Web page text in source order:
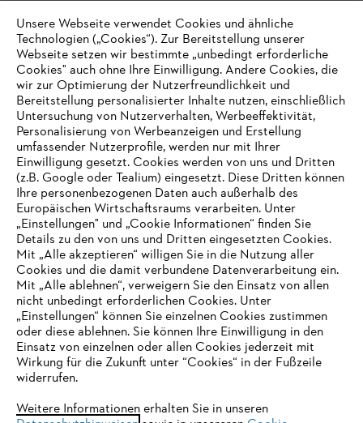
Zahlungsmöglichkeiten
Unternehmen
Online Shop
Service
IHR BROWSER WIRD NICHT
UNTERSTÜTZT
eine optimale Nutzung unserer Seite empfehlen wir Ihnen, zu
Unsere Webseite verwendet Cookies und ähnliche
Technologien („Cookies“). Zur Bereitstellung unserer
Webseite setzen wir bestimmte „unbedingt erforderliche
Cookies" auch ohne Ihre Einwilligung. Andere Cookies, die
wir zur Optimierung der Nutzerfreundlichkeit und
Bereitstellung personalisierter Inhalte nutzen, einschließlich
Untersuchung von Nutzerverhalten, Werbeeffektivität,
Personalisierung von Werbeanzeigen und Erstellung
umfassender Nutzerprofile, werden nur mit Ihrer
Einwilligung gesetzt. Cookies werden von uns und Dritten
(z.B. Google oder Tealium) eingesetzt. Diese Dritten können
Ihre personenbezogenen Daten auch außerhalb des
Europäischen Wirtschaftsraums verarbeiten. Unter
„Einstellungen" und „Cookie Informationen“ finden Sie
Details zu den von uns und Dritten eingesetzten Cookies.
Mit „Alle akzeptieren“ willigen Sie in die Nutzung aller
Cookies und die damit verbundene Datenverarbeitung ein.
Mit „Alle ablehnen“, verweigern Sie den Einsatz von allen
nicht unbedingt erforderlichen Cookies. Unter
„Einstellungen“ können Sie einzelnen Cookies zustimmen
oder diese ablehnen. Sie können Ihre Einwilligung in den
Einsatz von einzelnen oder allen Cookies jederzeit mit
Wirkung für die Zukunft unter “Cookies“ in der Fußzeile
widerrufen.
Weitere Informationen erhalten Sie in unseren